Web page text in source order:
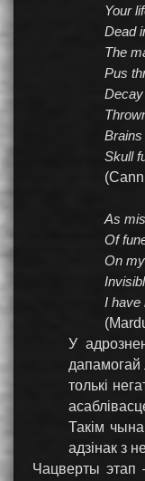
Your
Dead
The
Pus
Skull
As
Of
On
I have
У
дапамогай
толькі
Такім
адзінак з
Чацверты этап